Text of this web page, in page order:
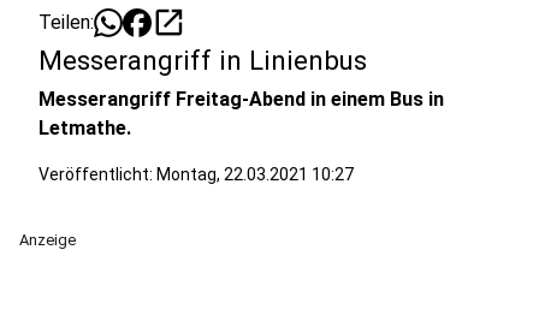
Teilen: open_in_new
Messerangriff in Linienbus
Messerangriff Freitag-Abend in einem Bus in
Letmathe.
Veröffentlicht: Montag, 22.03.2021 10:27
Anzeige